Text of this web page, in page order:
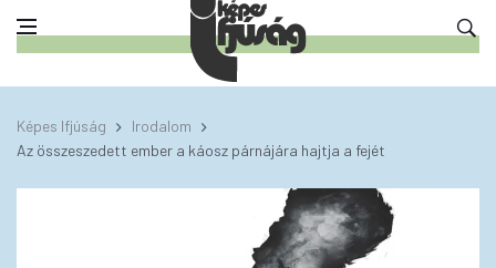
Képes Ifjúság
Irodalom
Az összeszedett ember a káosz párnájára hajtja a fejét